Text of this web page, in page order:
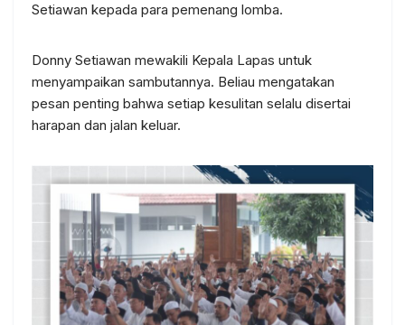
Setiawan kepada para pemenang lomba.
Donny Setiawan mewakili Kepala Lapas untuk
menyampaikan sambutannya. Beliau mengatakan
pesan penting bahwa setiap kesulitan selalu disertai
harapan dan jalan keluar.